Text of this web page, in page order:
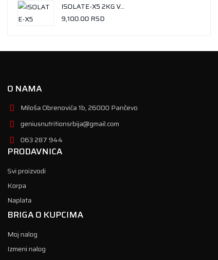
ISOLATE-X5 2KG VANILA-ICE CREAM
9,100.00 RSD
O NAMA
Miloša Obrenovića 1b, 26000 Pančevo
geniusnutritionsrbija@gmail.com
063 287 944
PRODAVNICA
Svi proizvodi
Korpa
Naplata
BRIGA O KUPCIMA
Moj nalog
Izmeni nalog